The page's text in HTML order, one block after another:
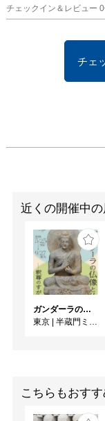
チェックイン＆レビュー 0
チェ
近くの開催中
ガンダーラの仏像と仏伝ー釈尊のすがたー
東京
半蔵門ミュージアム
こちらもおすす